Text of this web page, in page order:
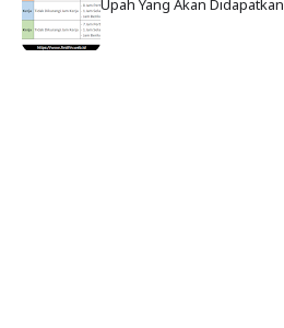
Upah Yang Akan Didapatkan